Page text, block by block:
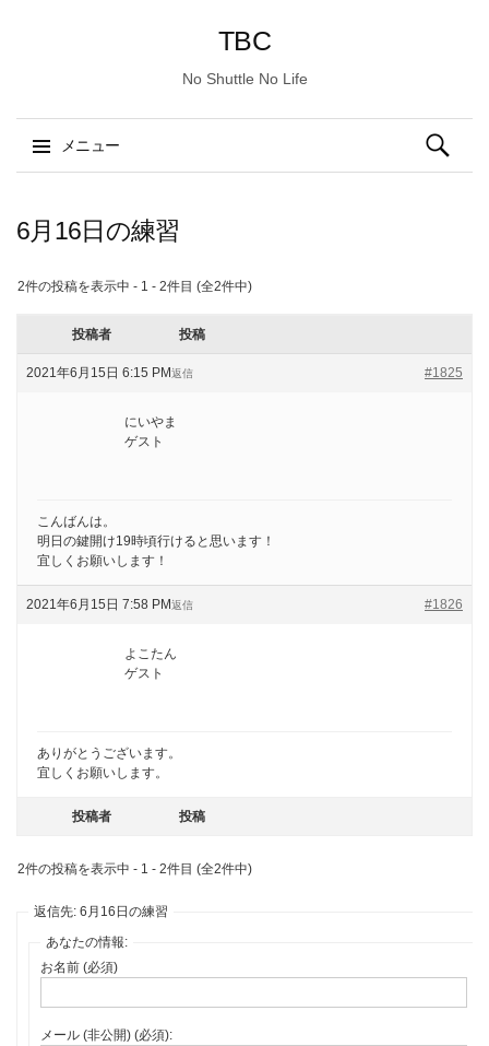
TBC
No Shuttle No Life
メニュー
ン
ン
キ
検
索:
6月16日の練習
2件の投稿を表示中 - 1 - 2件目 (全2件中)
投稿者 投稿
2021年6月15日 6:15 PM #1825
返信
にいやま
ゲスト
こんばんは。
明日の鍵開け19時頃行けると思います！
宜しくお願いします！
2021年6月15日 7:58 PM #1826
返信
よこたん
ゲスト
ありがとうございます。
宜しくお願いします。
投稿者 投稿
2件の投稿を表示中 - 1 - 2件目 (全2件中)
返信先: 6月16日の練習
あなたの情報:
お名前 (必須)
メール (非公開) (必須):